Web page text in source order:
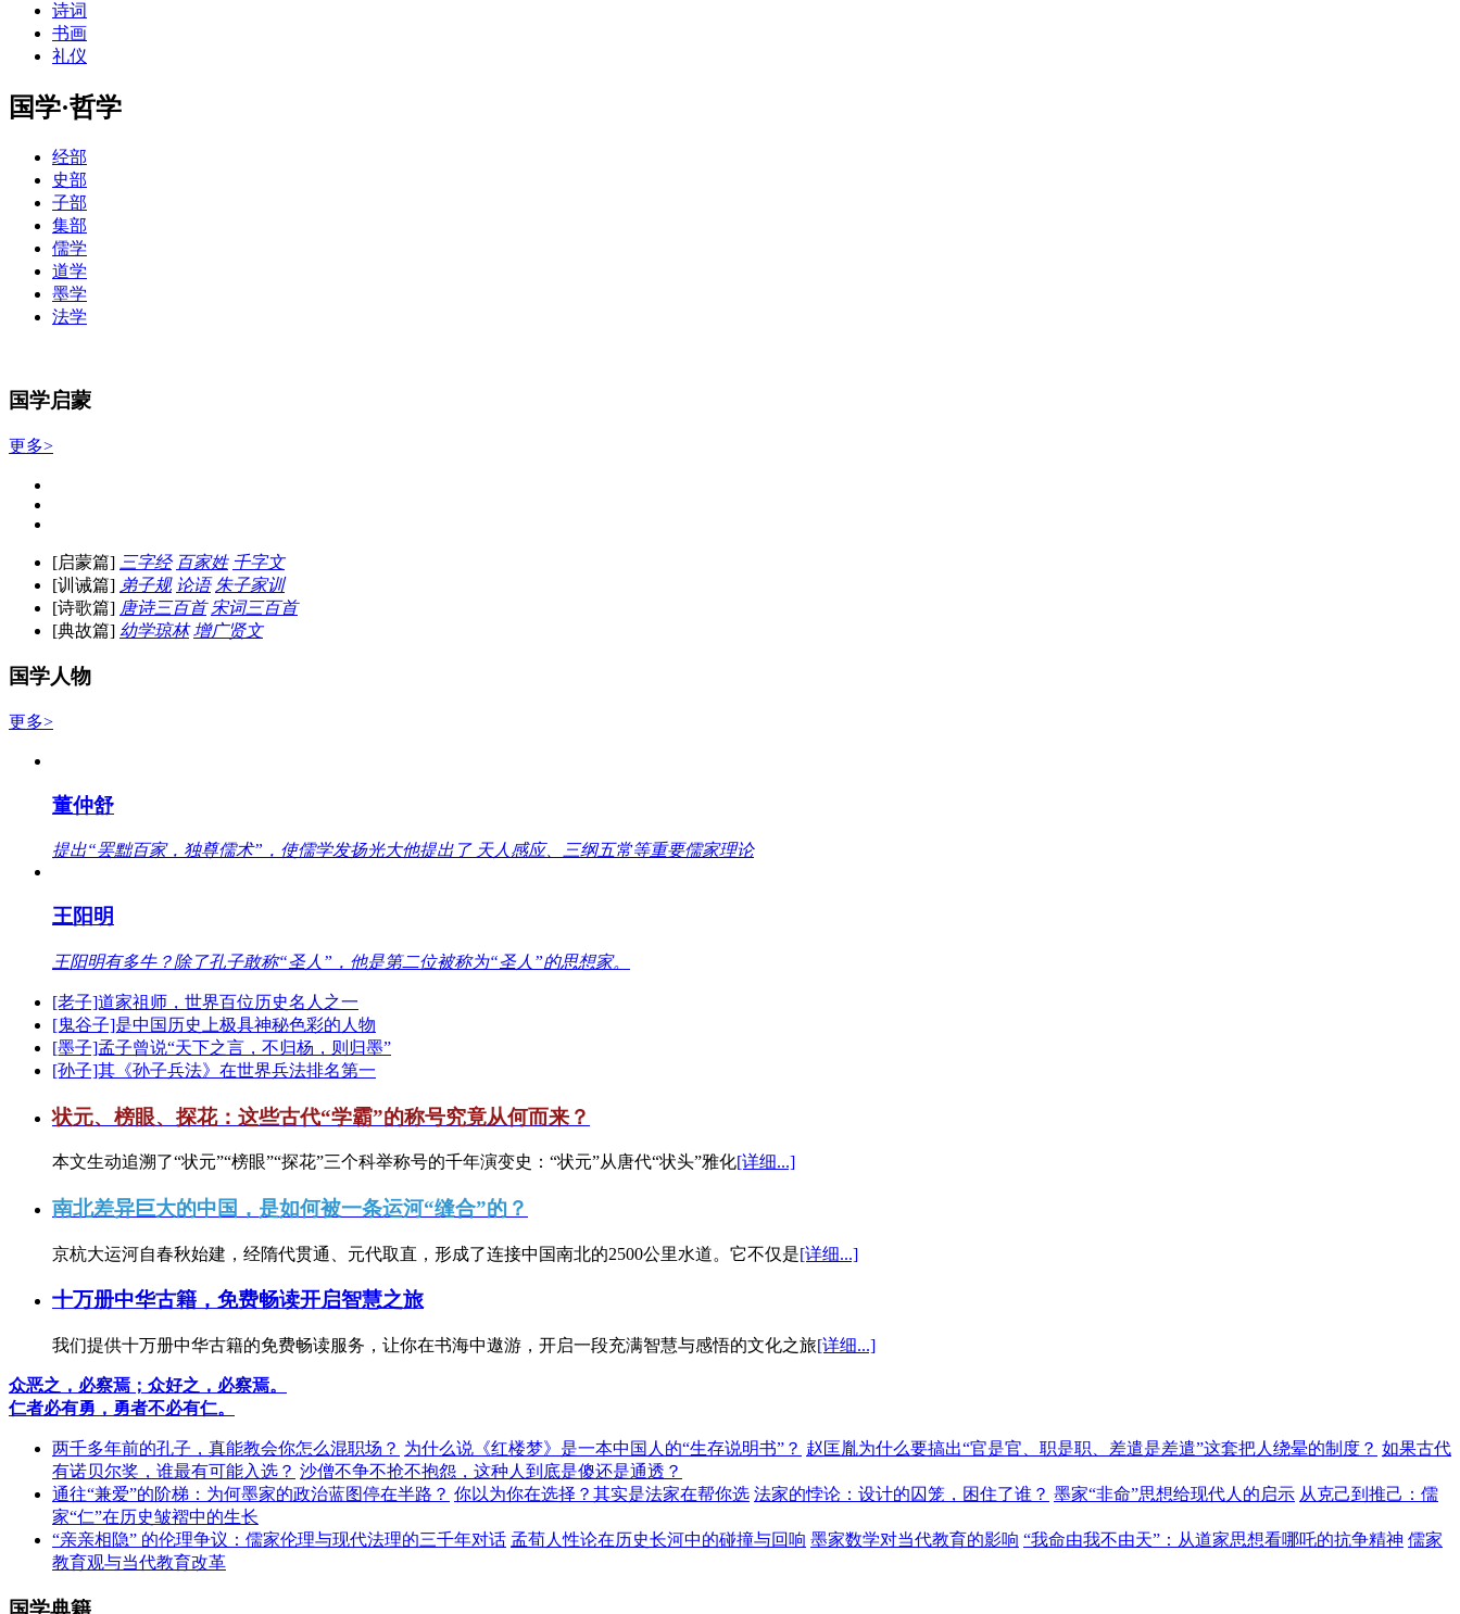
诗词
书画
礼仪
国学·哲学
经部
史部
子部
集部
儒学
道学
墨学
法学
国学启蒙
更多>
[启蒙篇] 三字经 百家姓 千字文
[训诫篇] 弟子规 论语 朱子家训
[诗歌篇] 唐诗三百首 宋词三百首
[典故篇] 幼学琼林 增广贤文
国学人物
更多>
董仲舒
提出“罢黜百家，独尊儒术”，使儒学发扬光大他提出了 天人感应、三纲五常等重要儒家理论
王阳明
王阳明有多牛？除了孔子敢称“圣人”，他是第二位被称为“圣人”的思想家。
[老子]道家祖师，世界百位历史名人之一
[鬼谷子]是中国历史上极具神秘色彩的人物
[墨子]孟子曾说“天下之言，不归杨，则归墨”
[孙子]其《孙子兵法》在世界兵法排名第一
状元、榜眼、探花：这些古代“学霸”的称号究竟从何而来？
本文生动追溯了“状元”“榜眼”“探花”三个科举称号的千年演变史：“状元”从唐代“状头”雅化[详细...]
南北差异巨大的中国，是如何被一条运河“缝合”的？
京杭大运河自春秋始建，经隋代贯通、元代取直，形成了连接中国南北的2500公里水道。它不仅是[详细...]
十万册中华古籍，免费畅读开启智慧之旅
我们提供十万册中华古籍的免费畅读服务，让你在书海中遨游，开启一段充满智慧与感悟的文化之旅[详细...]
众恶之，必察焉；众好之，必察焉。
仁者必有勇，勇者不必有仁。
两千多年前的孔子，真能教会你怎么混职场？ 为什么说《红楼梦》是一本中国人的“生存说明书”？ 赵匡胤为什么要搞出“官是官、职是职、差遣是差遣”这套把人绕晕的制度？ 如果古代
有诺贝尔奖，谁最有可能入选？ 沙僧不争不抢不抱怨，这种人到底是傻还是通透？
通往“兼爱”的阶梯：为何墨家的政治蓝图停在半路？ 你以为你在选择？其实是法家在帮你选 法家的悖论：设计的囚笼，困住了谁？ 墨家“非命”思想给现代人的启示 从克己到推己：儒
家“仁”在历史皱褶中的生长
“亲亲相隐” 的伦理争议：儒家伦理与现代法理的三千年对话 孟荀人性论在历史长河中的碰撞与回响 墨家数学对当代教育的影响 “我命由我不由天”：从道家思想看哪吒的抗争精神 儒家
教育观与当代教育改革
国学典籍